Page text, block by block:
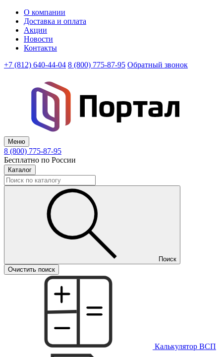
О компании
Доставка и оплата
Акции
Новости
Контакты
+7 (812) 640-44-04 8 (800) 775-87-95 Обратный звонок
Меню
8 (800) 775-87-95
Бесплатно по России
Каталог
Поиск
Очистить поиск
Калькулятор ВСП